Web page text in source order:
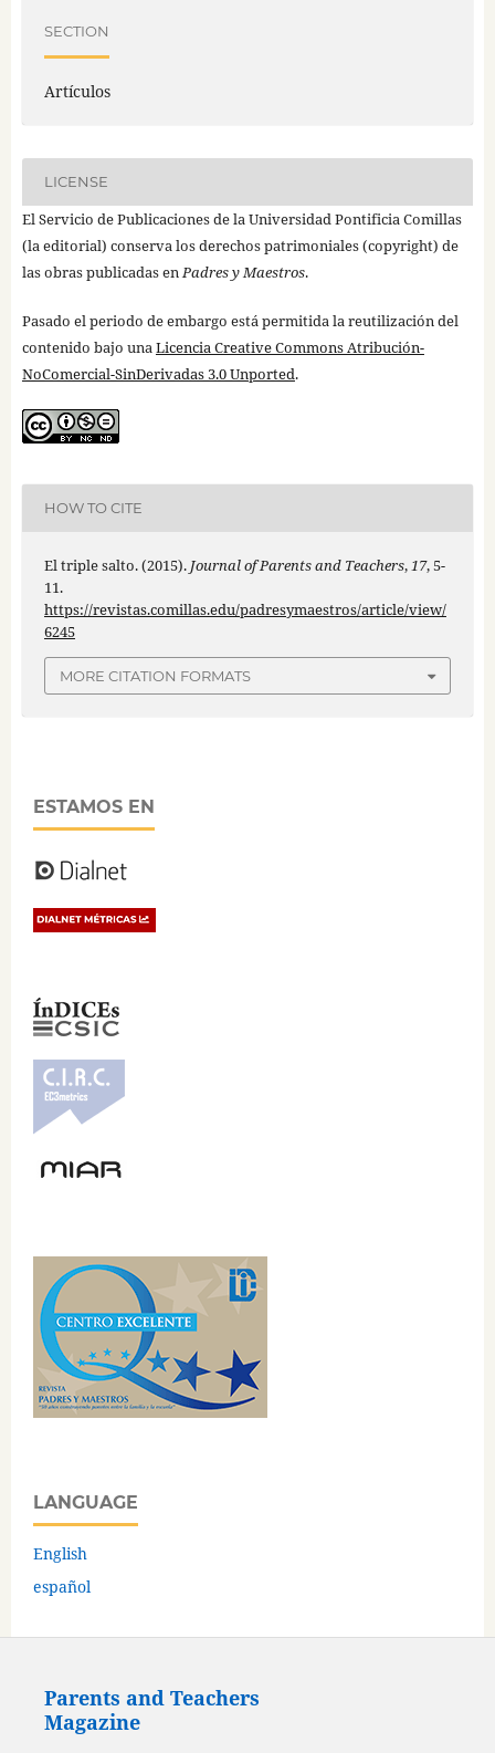
SECTION
Artículos
LICENSE
El Servicio de Publicaciones de la Universidad Pontificia Comillas
(la editorial) conserva los derechos patrimoniales (copyright) de
las obras publicadas enPadres y Maestros.
Pasado el periodo de embargo está permitida la reutilización del
contenido bajo unaLicencia Creative Commons Atribución-
NoComercial-SinDerivadas 3.0 Unported.
HOW TO CITE
El triple salto. (2015). Journal of Parents and Teachers,17, 5-
11.
https://revistas.comillas.edu/padresymaestros/article/view/
6245
MORE CITATION FORMATS
ESTAMOS EN
LANGUAGE
English
español
Parents and Teachers
Magazine